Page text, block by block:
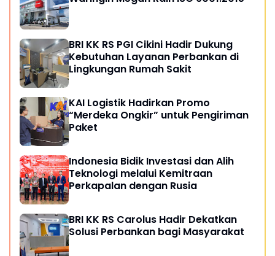
BRI KK RS PGI Cikini Hadir Dukung
Kebutuhan Layanan Perbankan di
Lingkungan Rumah Sakit
KAI Logistik Hadirkan Promo
“Merdeka Ongkir” untuk Pengiriman
Paket
Indonesia Bidik Investasi dan Alih
Teknologi melalui Kemitraan
Perkapalan dengan Rusia
BRI KK RS Carolus Hadir Dekatkan
Solusi Perbankan bagi Masyarakat